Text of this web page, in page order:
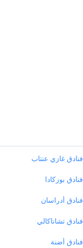
فنادق غازي عنتاب
فنادق بوزكادا
فنادق أدراسان
فنادق تشاناكالي
فنادق أضنة